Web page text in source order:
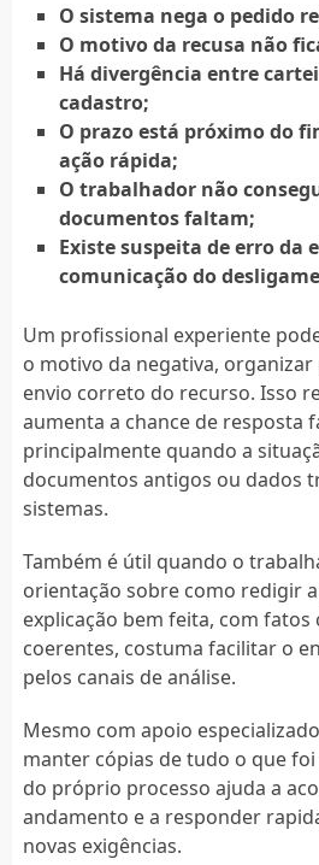
O sistema nega o pedido
O motivo da recusa não
Há divergência entre
cadastro;
O prazo está próximo do
ação rápida;
O trabalhador não
documentos faltam;
Existe suspeita de erro da
comunicação do
Um profissional experiente
o motivo da negativa,
envio correto do recurso. Isso
aumenta a chance de resposta
principalmente quando a
documentos antigos ou dados
sistemas.
Também é útil quando o
orientação sobre como redigir
explicação bem feita, com
coerentes, costuma facilitar o
pelos canais de análise.
Mesmo com apoio
manter cópias de tudo o que
do próprio processo ajuda a
andamento e a responder
novas exigências.